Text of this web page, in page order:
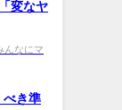
変なヤ
んなにマ
べき準